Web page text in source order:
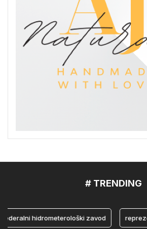
# TRENDING
hidrometerološki zavod